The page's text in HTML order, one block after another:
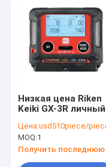
Низкая цена Riken
Keiki GX-3R личный
Цена:usd510piece/
MOQ:1
Получить последнюю